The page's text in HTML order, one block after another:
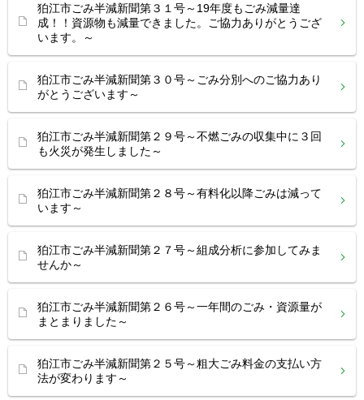
狛江市ごみ半減新聞第３１号～19年度もごみ減量達
成！！資源物も減量できました。ご協力ありがとうござ
います。～
狛江市ごみ半減新聞第３０号～ごみ分別へのご協力あり
がとうございます～
狛江市ごみ半減新聞第２９号～不燃ごみの収集中に３回
も火災が発生しました～
狛江市ごみ半減新聞第２８号～有料化以降ごみは減って
います～
狛江市ごみ半減新聞第２７号～組成分析に参加してみま
せんか～
狛江市ごみ半減新聞第２６号～一年間のごみ・資源量が
まとまりました～
狛江市ごみ半減新聞第２５号～粗大ごみ料金の支払い方
法が変わります～